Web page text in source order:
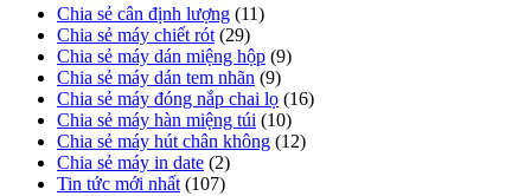
Chia sẻ cân định lượng (11)
Chia sẻ máy chiết rót (29)
Chia sẻ máy dán miệng hộp (9)
Chia sẻ máy dán tem nhãn (9)
Chia sẻ máy đóng nắp chai lọ (16)
Chia sẻ máy hàn miệng túi (10)
Chia sẻ máy hút chân không (12)
Chia sẻ máy in date (2)
Tin tức mới nhất (107)